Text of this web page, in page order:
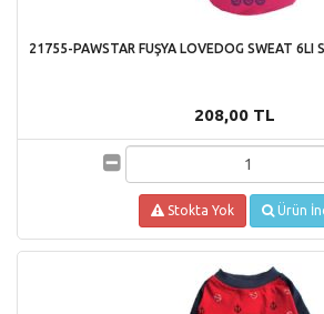
21755-PAWSTAR FUŞYA LOVEDOG SWEAT 6LI
208,00 TL
Stokta Yok Ürün